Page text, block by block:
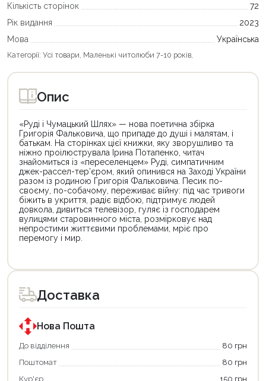
Кількість сторінок
72
Рік видання
2023
Мова
Українська
Категорії: Усі товари Маленькі читолюби 7-10 років
Опис
«Руді і Чумацький Шлях» — нова поетична збірка
Григорія Фальковича, що припаде до душі і малятам, і
батькам. На сторінках цієї книжки, яку зворушливо та
ніжно проілюструвала Ірина Потапенко, читач
знайомиться із «переселенцем» Руді, симпатичним
джек-рассел-тер’єром, який опинився на Заході України
разом із родиною Григорія Фальковича. Песик по-
своєму, по-собачому, переживає війну: під час тривоги
біжить в укриття, радіє відбою, підтримує людей
довкола, дивиться телевізор, гуляє із господарем
вулицями старовинного міста, розмірковує над
непростими життєвими проблемами, мріє про
перемогу і мир.
товар
для
покупки
державною
програмою
єКнига.
Використовуйте
карту
товар
для
покупки
державною
програмою
«Національний
кешбек».
покупку
Доставка
Нова Пошта
До відділення
80 грн
Поштомат
80 грн
Кур'єр
150 грн